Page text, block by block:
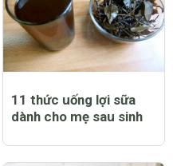
11 thức uống lợi sữa
dành cho mẹ sau sinh